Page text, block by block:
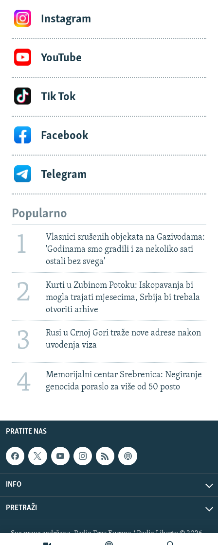
Instagram
YouTube
Tik Tok
Facebook
Telegram
Popularno
1
Vlasnici srušenih objekata na Gazivodama:
'Godinama smo gradili i za nekoliko sati
ostali bez svega'
2
Kurti u Zubinom Potoku: Iskopavanja bi
mogla trajati mjesecima, Srbija bi trebala
otvoriti arhive
3
Rusi u Crnoj Gori traže nove adrese nakon
uvođenja viza
4
Memorijalni centar Srebrenica: Negiranje
genocida poraslo za više od 50 posto
PRATITE NAS
INFO
PRETRAŽI
Sva prava zadržana. Radio Free Europe / Radio Liberty © 2026
RFE/RL, Inc.